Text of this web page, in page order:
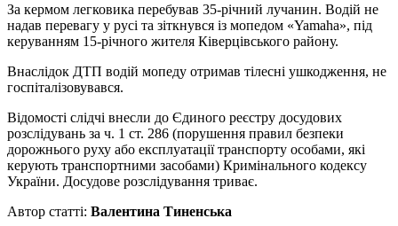
За кермом легковика перебував 35-річний лучанин. Водій не
надав перевагу у русі та зіткнувся із мопедом «Yamaha», під
керуванням 15-річного жителя Ківерцівського району.
Внаслідок ДТП водій мопеду отримав тілесні ушкодження, не
госпіталізовувався.
Відомості слідчі внесли до Єдиного реєстру досудових
розслідувань за ч. 1 ст. 286 (порушення правил безпеки
дорожнього руху або експлуатації транспорту особами, які
керують транспортними засобами) Кримінального кодексу
України. Досудове розслідування триває.
Автор статті: Валентина Тиненська